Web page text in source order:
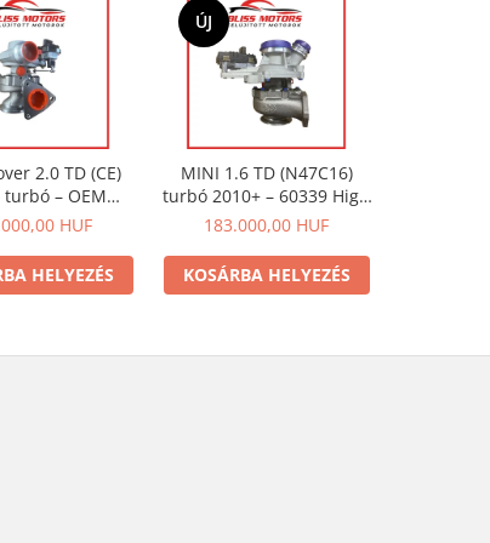
2.0 TD (CE)
turbó – OEM
2.0D
HUF
HELYEZÉS
ÚJ
MINI 1.6 TD (N47C16)
turbó 2010+ – 60339 High
Performance | OEM
183.000,00 HUF
KOSÁRBA HELYEZÉS